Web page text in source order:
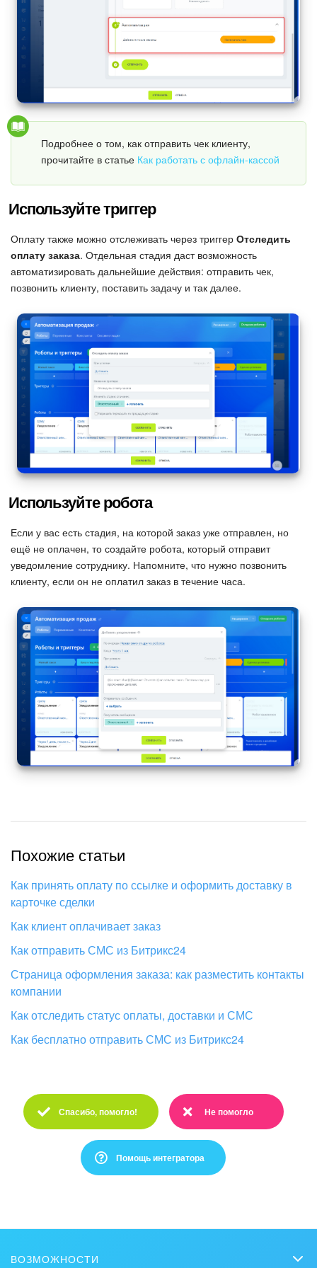
Маркетплейс
Контакт-центр
Телефония
Филиальная сеть
Приложение Битрикс24
Общие вопросы
Изменения в статьях (архив)
ПОЛУЧИТЬ БЕСПЛАТНО
ВХОД
Подробнее о том, как отправить чек клиенту,
прочитайте в статье Как работать с офлайн-кассой
Используйте триггер
Оплату также можно отслеживать через триггер Отследить
оплату заказа. Отдельная стадия даст возможность
автоматизировать дальнейшие действия: отправить чек,
позвонить клиенту, поставить задачу и так далее.
Используйте робота
Если у вас есть стадия, на которой заказ уже отправлен, но
ещё не оплачен, то создайте робота, который отправит
уведомление сотруднику. Напомните, что нужно позвонить
клиенту, если он не оплатил заказ в течение часа.
Похожие статьи
Как принять оплату по ссылке и оформить доставку в
карточке сделки
Как клиент оплачивает заказ
Как отправить СМС из Битрикс24
Страница оформления заказа: как разместить контакты
компании
Как отследить статус оплаты, доставки и СМС
Как бесплатно отправить СМС из Битрикс24
Спасибо, помогло!
Спасибо :)
Не помогло
Очень жаль :(
Помощь интегратора
ВОЗМОЖНОСТИ